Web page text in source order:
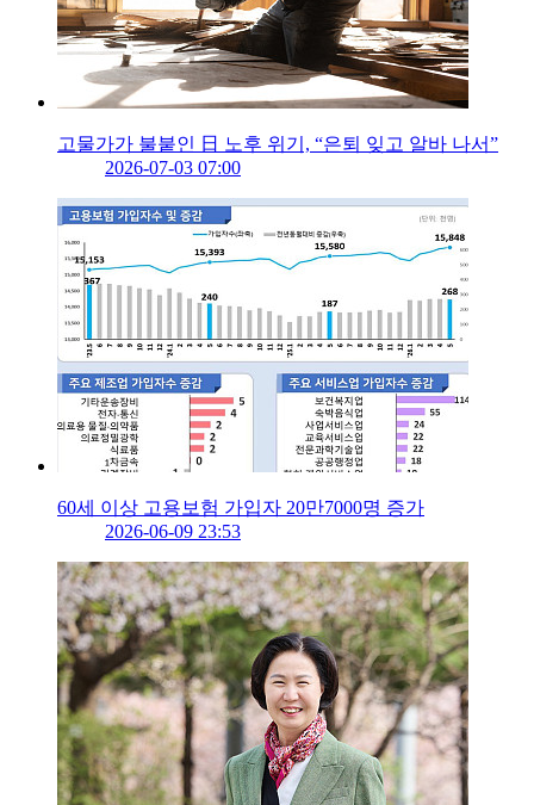
고물가가 불붙인 日 노후 위기, “은퇴 잊고 알바 나서”
2026-07-03 07:00
60세 이상 고용보험 가입자 20만7000명 증가
2026-06-09 23:53